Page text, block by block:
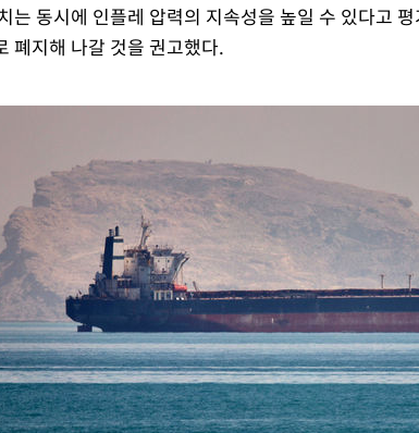
는 동시에 인플레 압력의 지속성을 높일 수 있다고
폐지해 나갈 것을 권고했다.